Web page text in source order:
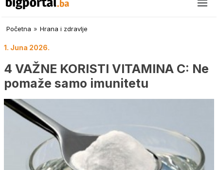
Početna » Hrana i zdravlje
1. Juna 2026.
4 VAŽNE KORISTI VITAMINA C: Ne
pomaže samo imunitetu